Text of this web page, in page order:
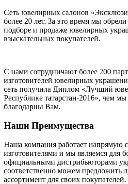
Сеть ювелирных салонов
более 20 лет. За это время мы
подборе и продаже ювелирных
взыскательных покупателей.
С нами сотрудничают более 200
изготовителей ювелирных
сеть получила Диплом «Лучший
Республике татарстан-2016», чем мы
благодарны Вам.
Наши Преимущества
Наша компания работает напрямую
изготовителями и мы являемся для
официальными дистрибьюторами
соответственно можем предложить
ассортимент для своих покупателей.